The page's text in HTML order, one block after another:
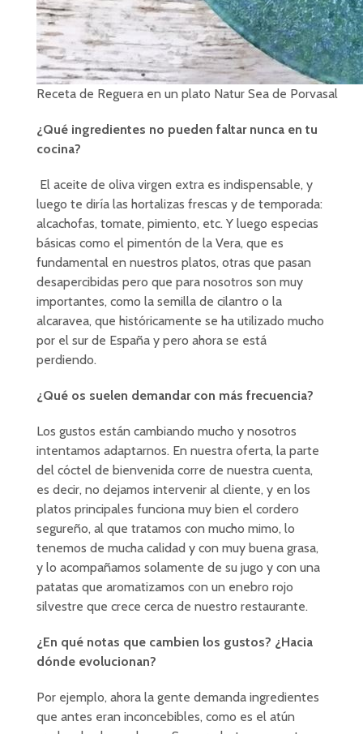
Receta de Reguera en un plato Natur Sea de Porvasal
¿Qué ingredientes no pueden faltar nunca en tu
cocina?
El aceite de oliva virgen extra es indispensable, y
luego te diría las hortalizas frescas y de temporada:
alcachofas, tomate, pimiento, etc. Y luego especias
básicas como el pimentón de la Vera, que es
fundamental en nuestros platos, otras que pasan
desapercibidas pero que para nosotros son muy
importantes, como la semilla de cilantro o la
alcaravea, que históricamente se ha utilizado mucho
por el sur de España y pero ahora se está
perdiendo.
¿Qué os suelen demandar con más frecuencia?
Los gustos están cambiando mucho y nosotros
intentamos adaptarnos. En nuestra oferta, la parte
del cóctel de bienvenida corre de nuestra cuenta,
es decir, no dejamos intervenir al cliente, y en los
platos principales funciona muy bien el cordero
segureño, al que tratamos con mucho mimo, lo
tenemos de mucha calidad y con muy buena grasa,
y lo acompañamos solamente de su jugo y con una
patatas que aromatizamos con un enebro rojo
silvestre que crece cerca de nuestro restaurante.
¿En qué notas que cambien los gustos? ¿Hacia
dónde evolucionan?
Por ejemplo, ahora la gente demanda ingredientes
que antes eran inconcebibles, como es el atún